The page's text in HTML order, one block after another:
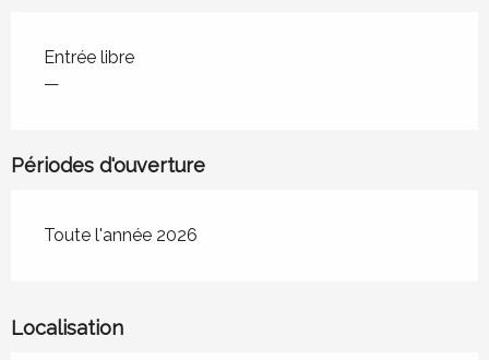
Tarifs 2026
Entrée libre
—
Périodes d'ouverture
Toute l'année 2026
Localisation